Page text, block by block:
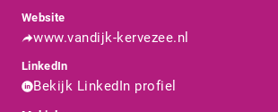
Website
www.vandijk-kervezee.nl
LinkedIn
Bekijk LinkedIn profiel